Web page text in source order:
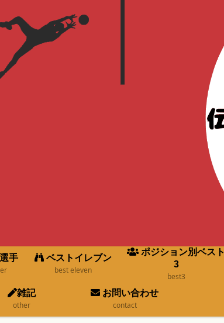
手
ベストイレブン
best eleven
ポジション別ベスト
3
best3
雑記
other
お問い合わせ
contact